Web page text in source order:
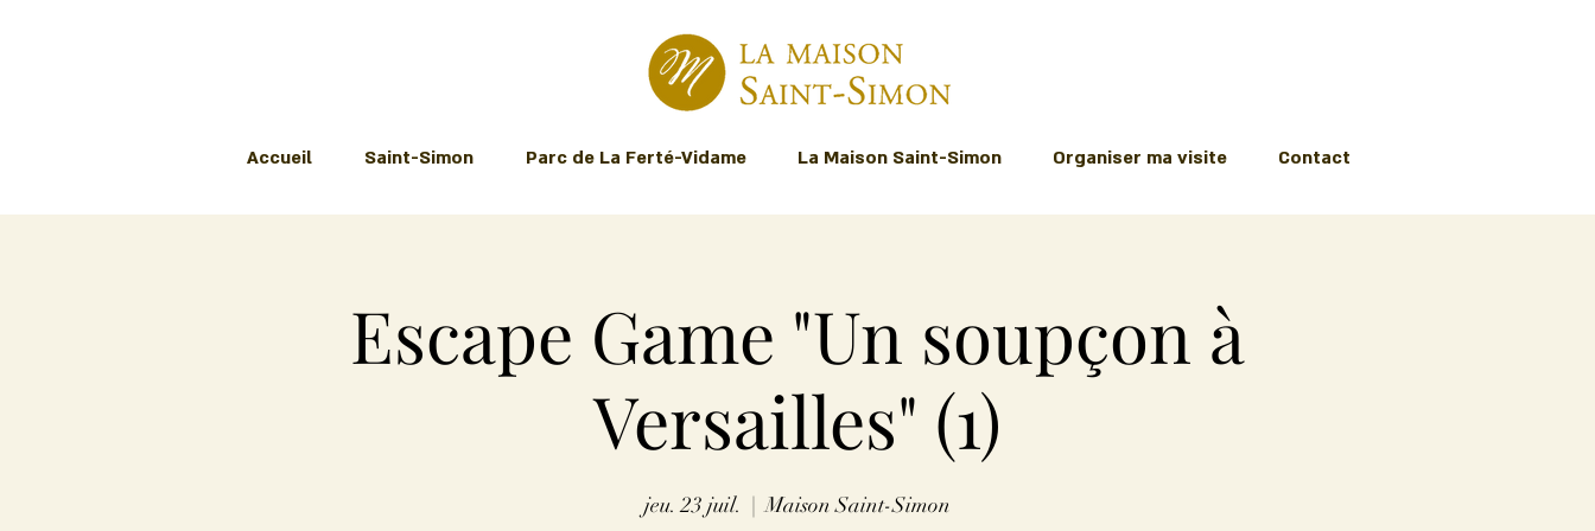
Accueil Saint-Simon Parc de La Ferté-Vidame La Maison Saint-Simon Organiser ma visite Contact
Escape Game "Un soupçon à
Versailles" (1)
jeu. 23 juil.
  |
Maison Saint-Simon